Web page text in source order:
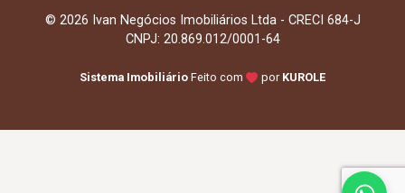
© 2026 Ivan Negócios Imobiliários Ltda - CRECI 684-J
CNPJ: 20.869.012/0001-64
Sistema Imobiliário Feito com por KUROLE